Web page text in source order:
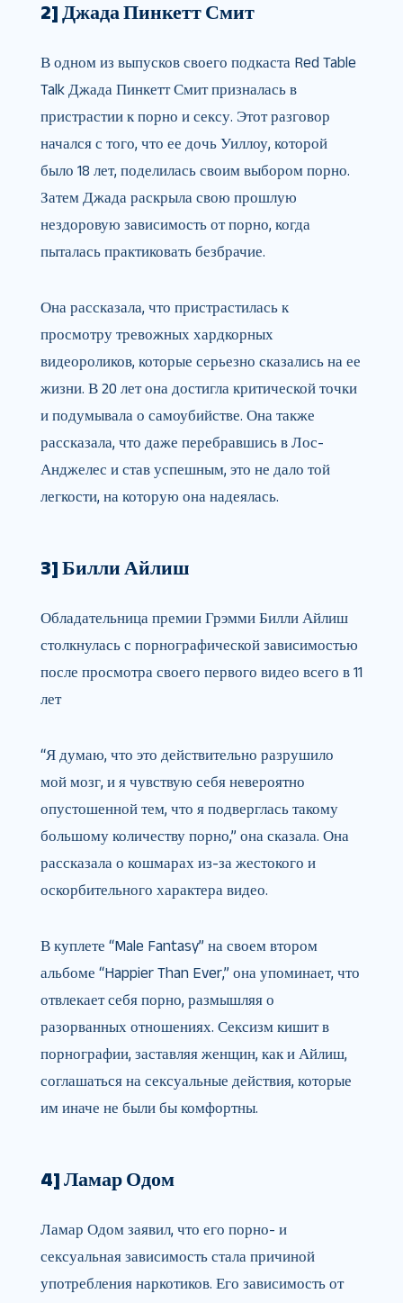
2] Джада Пинкетт Смит
В одном из выпусков своего подкаста Red Table
Talk Джада Пинкетт Смит призналась в
пристрастии к порно и сексу. Этот разговор
начался с того, что ее дочь Уиллоу, которой
было 18 лет, поделилась своим выбором порно.
Затем Джада раскрыла свою прошлую
нездоровую зависимость от порно, когда
пыталась практиковать безбрачие.
Она рассказала, что пристрастилась к
просмотру тревожных хардкорных
видеороликов, которые серьезно сказались на ее
жизни. В 20 лет она достигла критической точки
и подумывала о самоубийстве. Она также
рассказала, что даже перебравшись в Лос-
Анджелес и став успешным, это не дало той
легкости, на которую она надеялась.
3] Билли Айлиш
Обладательница премии Грэмми Билли Айлиш
столкнулась с порнографической зависимостью
после просмотра своего первого видео всего в 11
лет
“Я думаю, что это действительно разрушило
мой мозг, и я чувствую себя невероятно
опустошенной тем, что я подверглась такому
большому количеству порно,” она сказала. Она
рассказала о кошмарах из-за жестокого и
оскорбительного характера видео.
В куплете “Male Fantasy” на своем втором
альбоме “Happier Than Ever,” она упоминает, что
отвлекает себя порно, размышляя о
разорванных отношениях. Сексизм кишит в
порнографии, заставляя женщин, как и Айлиш,
соглашаться на сексуальные действия, которые
им иначе не были бы комфортны.
4] Ламар Одом
Ламар Одом заявил, что его порно- и
сексуальная зависимость стала причиной
употребления наркотиков. Его зависимость от